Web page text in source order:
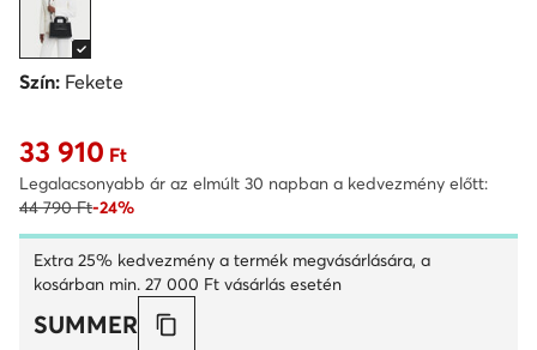
Szín: Fekete
Aktuális ár 33 910 Ft
33 910 Ft
Legalacsonyabb ár az elmúlt 30 napban a kedvezmény előtt:
44 790 Ft-24%
Extra 25% kedvezmény a termék megvásárlására, a
kosárban min. 27 000 Ft vásárlás esetén
SUMMER